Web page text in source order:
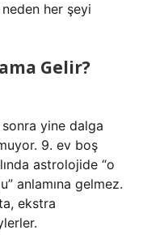
her şeyi
Gelir?
yine dalga
9. ev boş
astrolojide “o
anlamına gelmez.
ekstra